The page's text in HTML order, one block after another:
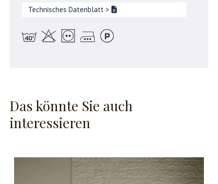
Technisches Datenblatt >
Das könnte Sie auch
interessieren